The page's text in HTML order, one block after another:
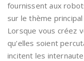
fournissent aux
sur le thème
Lorsque vous créez
qu'elles soient
incitent les